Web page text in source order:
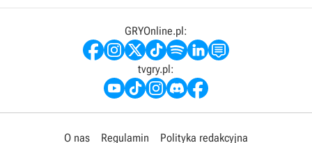
GRYOnline.pl:
tvgry.pl:
O nas Regulamin Polityka redakcyjna